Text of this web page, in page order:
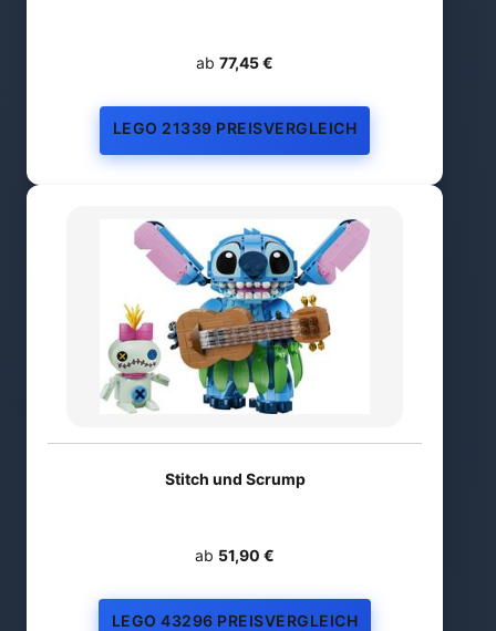
ab 77,45 €
LEGO 21339 PREISVERGLEICH
Stitch und Scrump
ab 51,90 €
LEGO 43296 PREISVERGLEICH